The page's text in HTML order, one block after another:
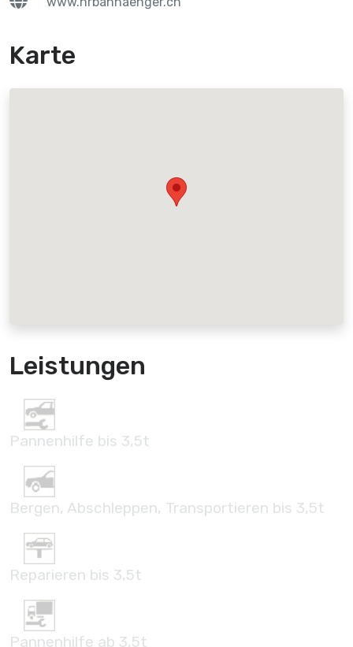
Karte
Leistungen
Pannenhilfe bis 3,5t
Bergen, Abschleppen, Transportieren bis 3,5t
Reparieren bis 3,5t
Pannenhilfe ab 3,5t